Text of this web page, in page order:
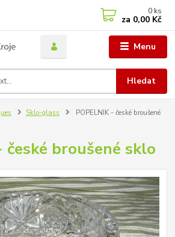
Menu
Hledat
0 ks
za 0,00 Kč
Sklo-glass
POPELNIK - české broušené
české broušené sklo